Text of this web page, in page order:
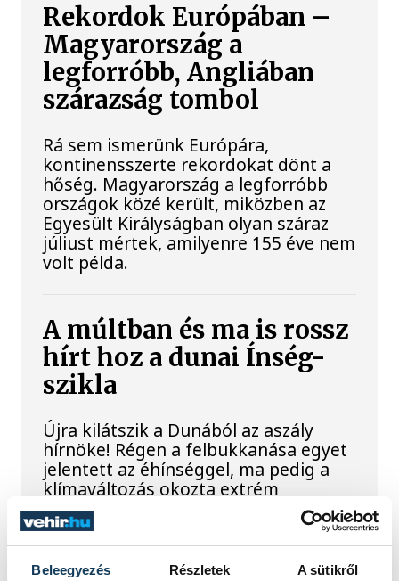
Beleegyezés Részletek A sütikről
Rekordok Európában –
Magyarország a
legforróbb, Angliában
szárazság tombol
Rá sem ismerünk Európára,
kontinensszerte rekordokat dönt a
hőség. Magyarország a legforróbb
országok közé került, miközben az
Egyesült Királyságban olyan száraz
júliust mértek, amilyenre 155 éve nem
volt példa.
A múltban és ma is rossz
hírt hoz a dunai Ínség-
szikla
Újra kilátszik a Dunából az aszály
hírnöke! Régen a felbukkanása egyet
jelentett az éhínséggel, ma pedig a
klímaváltozás okozta extrém
szárazságra hívja fel a figyelmet.
Elmeséljük a baljós kőtömb
történetét.